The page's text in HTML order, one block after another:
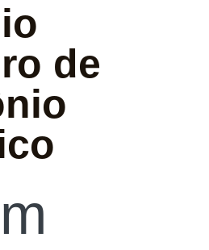
de